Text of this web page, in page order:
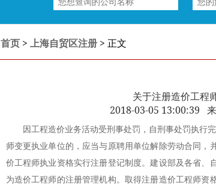
首页 > 上海自贸区注册 > 正文
关于注册造价工程
2018-03-05 13:00:39
因工程造价业务活动受刑事处罚，自刑事处罚执行
师变更执业单位的，应当与原聘用单位解除劳动合同
价工程师执业资格实行注册登记制度。建设部及各省
为造价工程师的注册管理机构。取得注册造价工程师